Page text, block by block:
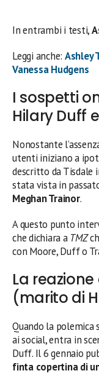
In entrambi i testi,
Leggi anche: Ashley
Vanessa Hudgens
I sospetti
Hilary Duff
Nonostante
utenti iniziano a
descritto da Tisdale
stata vista in
Meghan Trainor.
A questo punto
che dichiara a TMZ
con Moore, Duff o
La
(marito di
Quando la
ai social, entra in
Duff. Il 6 gennaio
finta copertina di